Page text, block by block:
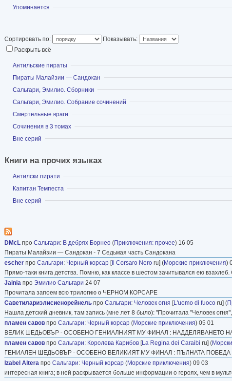
Показать
Упоминается
Сортировать по:
Показывать:
Раскрыть всё
Показать
Антильские пираты
Показать
Пираты Малайзии — Сандокан
Показать
Сальгари, Эмилио. Сборники
Показать
Сальгари, Эмилио. Собрание сочинений
Показать
Смертельные враги
Показать
Сочинения в 3 томах
Показать
Вне серий
Книги на прочих языках
Показать
Антилски пирати
Показать
Капитан Темпеста
Показать
Вне серий
DMcL про Сальгари: В дебрях Борнео (Приключения: прочее) 16 05
Пираты Малайзии — Сандокан - 7 Седьмая часть Сандокана
escher про Сальгари: Черный корсар [Il Corsaro Nero ru] (Морские приключения)
Прямо-таки книга детства. Помню, как классе в шестом зачитывался ею
Jainia про Эмилио Сальгари 24 07
Прочитала запоем всю трилогию о ЧЕРНОМ КОРСАРЕ
Саветилариэлисиенорейнель про Сальгари: Человек огня [L'uomo di fuoco ru] (
Нашла детский дневник, там запись (мне лет 8 было): "Прочитала "Человек
пламен савов про Сальгари: Черный корсар (Морские приключения) 05 01
ВЕЛИК ШЕДЬОВЪР - ОСОБЕНО ГЕНИАЛНИЯТ МУ ФИНАЛ : НАДДЕЛЯВАНЕТО
пламен савов про Сальгари: Королева Карибов [La Regina dei Caraibi ru] (
ГЕНИАЛЕН ШЕДЬОВЪР - ОСОБЕНО ВЕЛИКИЯТ МУ ФИНАЛ : ПЪЛНАТА
Izabel Altera про Сальгари: Черный корсар (Морские приключения) 09 03
интересная книга; в ней раскрывается больше информации о героях, чем в